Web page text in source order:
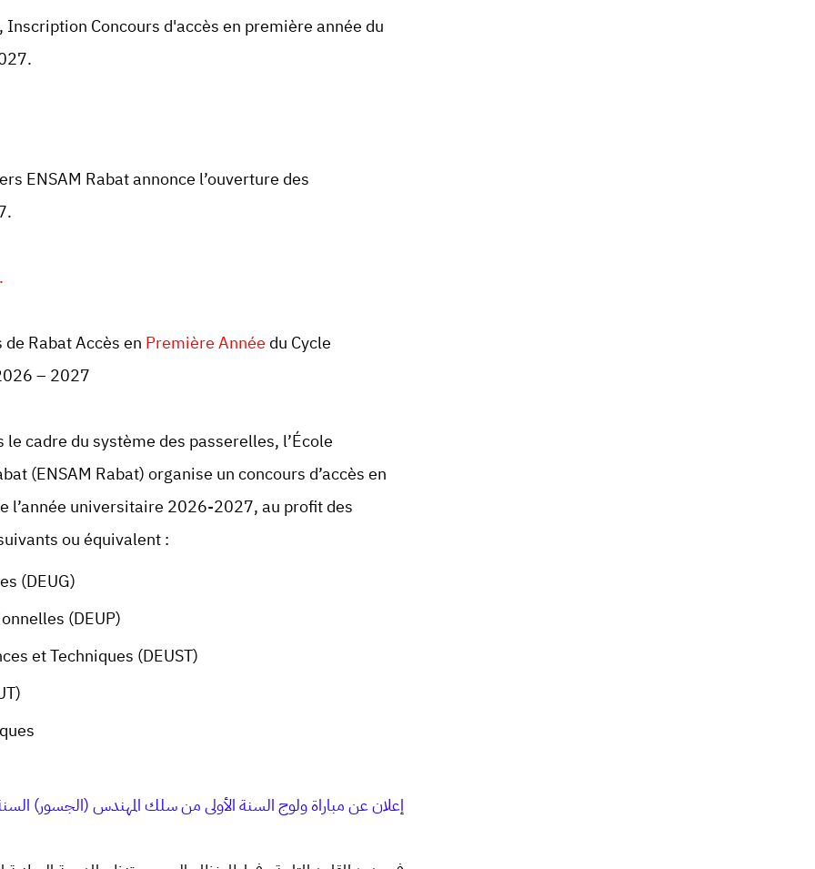
Concours d'accès en première année du
ENSAM Rabat annonce l’ouverture des
Rabat Accès en Première Année du Cycle
– 2027
cadre du système des passerelles, l’École
(ENSAM Rabat) organise un concours d’accès en
l’année universitaire 2026-2027, au profit des
ou équivalent :
(DEUG)
(DEUP)
et Techniques (DEUST)
إعلان عن مباراة ولوج السنة الأولى من سلك المهندس (الجسور) السنة